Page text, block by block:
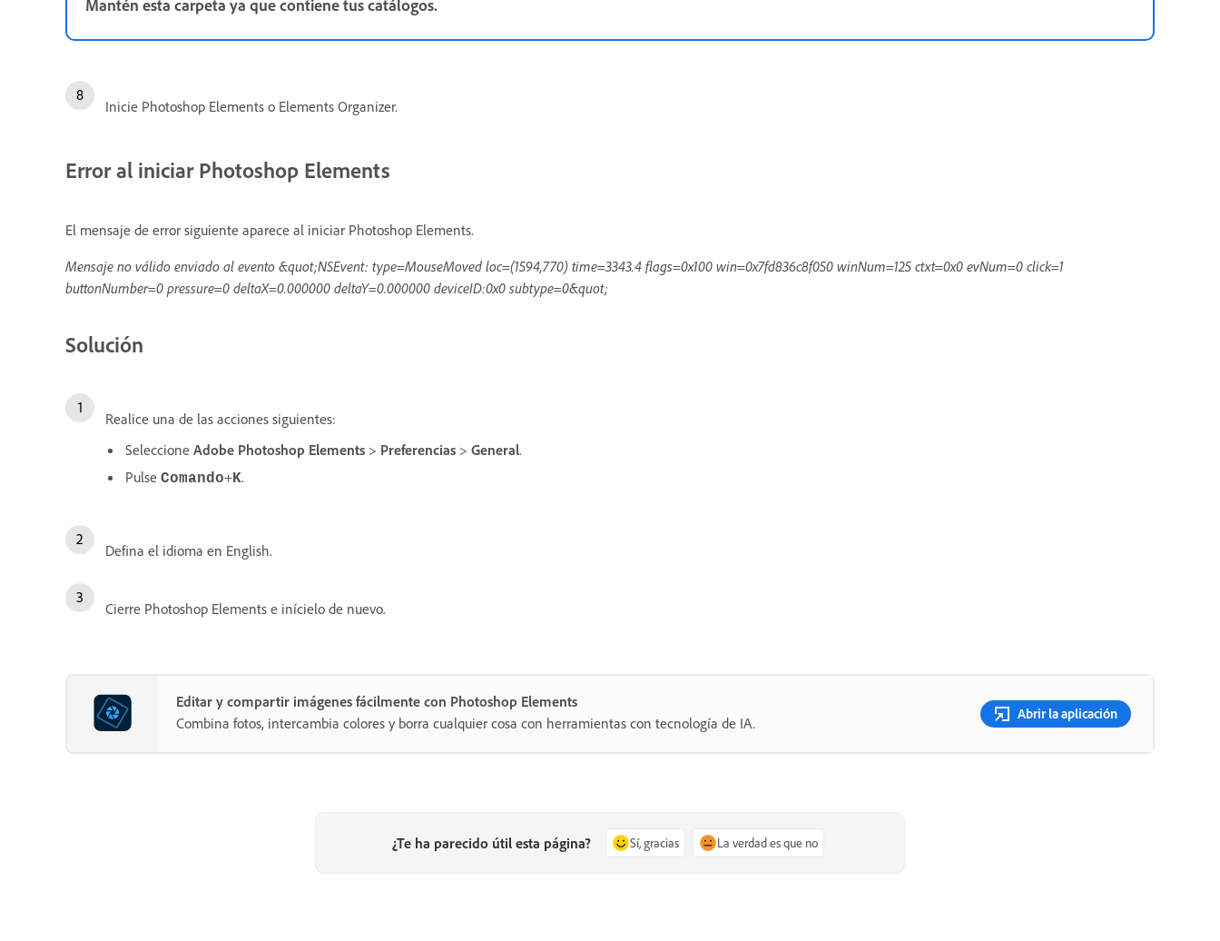
Mantén esta carpeta ya que contiene tus catálogos.
Inicie Photoshop Elements o Elements Organizer.
Error al iniciar Photoshop Elements
El mensaje de error siguiente aparece al iniciar Photoshop Elements.
Mensaje no válido enviado al evento &quot;NSEvent: type=MouseMoved loc=(1594,770) time=3343.4 flags=0x100 win=0x7fd836c8f050 winNum=125 ctxt=0x0 evNum=0 click=1
buttonNumber=0 pressure=0 deltaX=0.000000 deltaY=0.000000 deviceID:0x0 subtype=0&quot;
Solución
Realice una de las acciones siguientes:
Seleccione Adobe Photoshop Elements > Preferencias > General.
Pulse Comando+K.
Defina el idioma en English.
Cierre Photoshop Elements e inícielo de nuevo.
Editar y compartir imágenes fácilmente con Photoshop Elements
Combina fotos, intercambia colores y borra cualquier cosa con herramientas con tecnología de IA.
Abrir la aplicación
¿Te ha parecido útil esta página? Sí, gracias La verdad es que no